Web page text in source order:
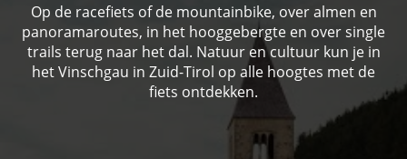
Op de racefiets of de mountainbike, over almen en
panoramaroutes, in het hooggebergte en over single
trails terug naar het dal. Natuur en cultuur kun je in
het Vinschgau in Zuid-Tirol op alle hoogtes met de
fiets ontdekken.